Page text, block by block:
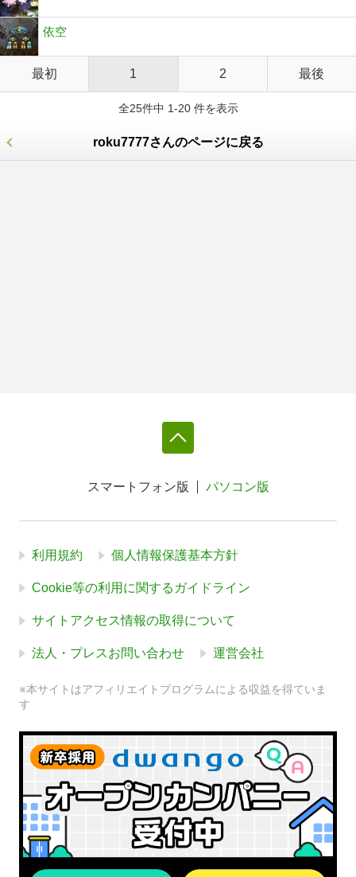
依空
最初 1 2 最後
全25件中 1-20 件を表示
roku7777さんのページに戻る
スマートフォン版 パソコン版
利用規約 個人情報保護基本方針
Cookie等の利用に関するガイドライン
サイトアクセス情報の取得について
法人・プレスお問い合わせ 運営会社
※本サイトはアフィリエイトプログラムによる収益を得ていま
す